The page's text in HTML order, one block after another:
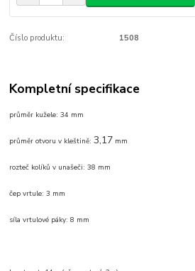
Číslo produktu: 1508
Kompletní specifikace
průměr kužele: 34 mm
průměr otvoru v kleštině:3,17 mm
rozteč kolíků v unašeči: 38 mm
čep vrtule: 3 mm
síla vrtulové páky: 8 mm